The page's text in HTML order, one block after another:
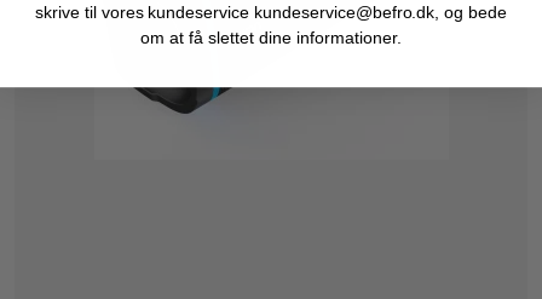
skrive til vores kundeservice kundeservice@befro.dk, og bede
om at få slettet dine informationer.